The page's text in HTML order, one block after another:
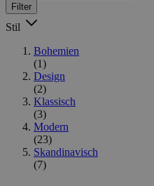
Filter
Stil
Bohemien
(1)
Design
(2)
Klassisch
(3)
Modern
(23)
Skandinavisch
(7)